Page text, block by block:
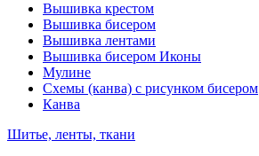
Вышивка крестом
Вышивка бисером
Вышивка лентами
Вышивка бисером Иконы
Мулине
Схемы (канва) с рисунком бисером
Канва
Шитье, ленты, ткани